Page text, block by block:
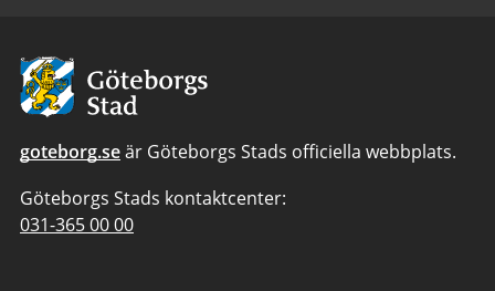
Avsändare:
Göteborgs
Stad
goteborg.seär Göteborgs Stads officiella webbplats.
Göteborgs Stads kontaktcenter:
Telefonnummer
031-365 00 00